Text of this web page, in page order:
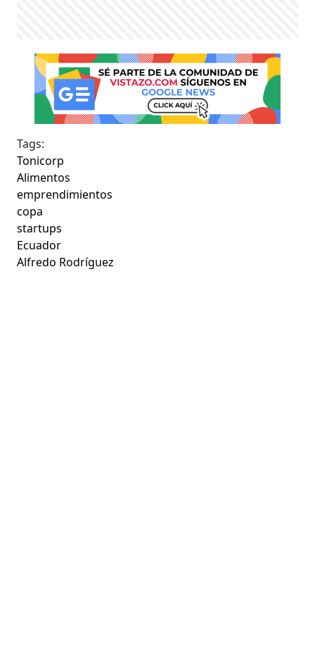
Tags:
Tonicorp
Alimentos
emprendimientos
copa
startups
Ecuador
Alfredo Rodríguez